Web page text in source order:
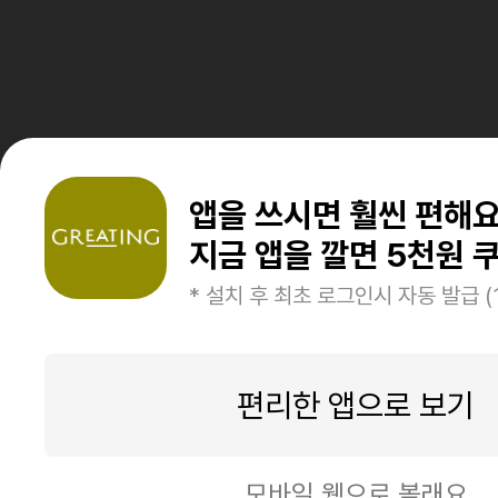
앱을 쓰시면 훨씬 편해
지금 앱을 깔면 5천원
* 설치 후 최초 로그인시 자동 발급
편리한 앱으로 보기